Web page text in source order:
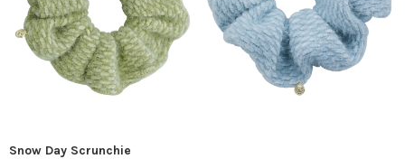
Snow Day Scrunchie